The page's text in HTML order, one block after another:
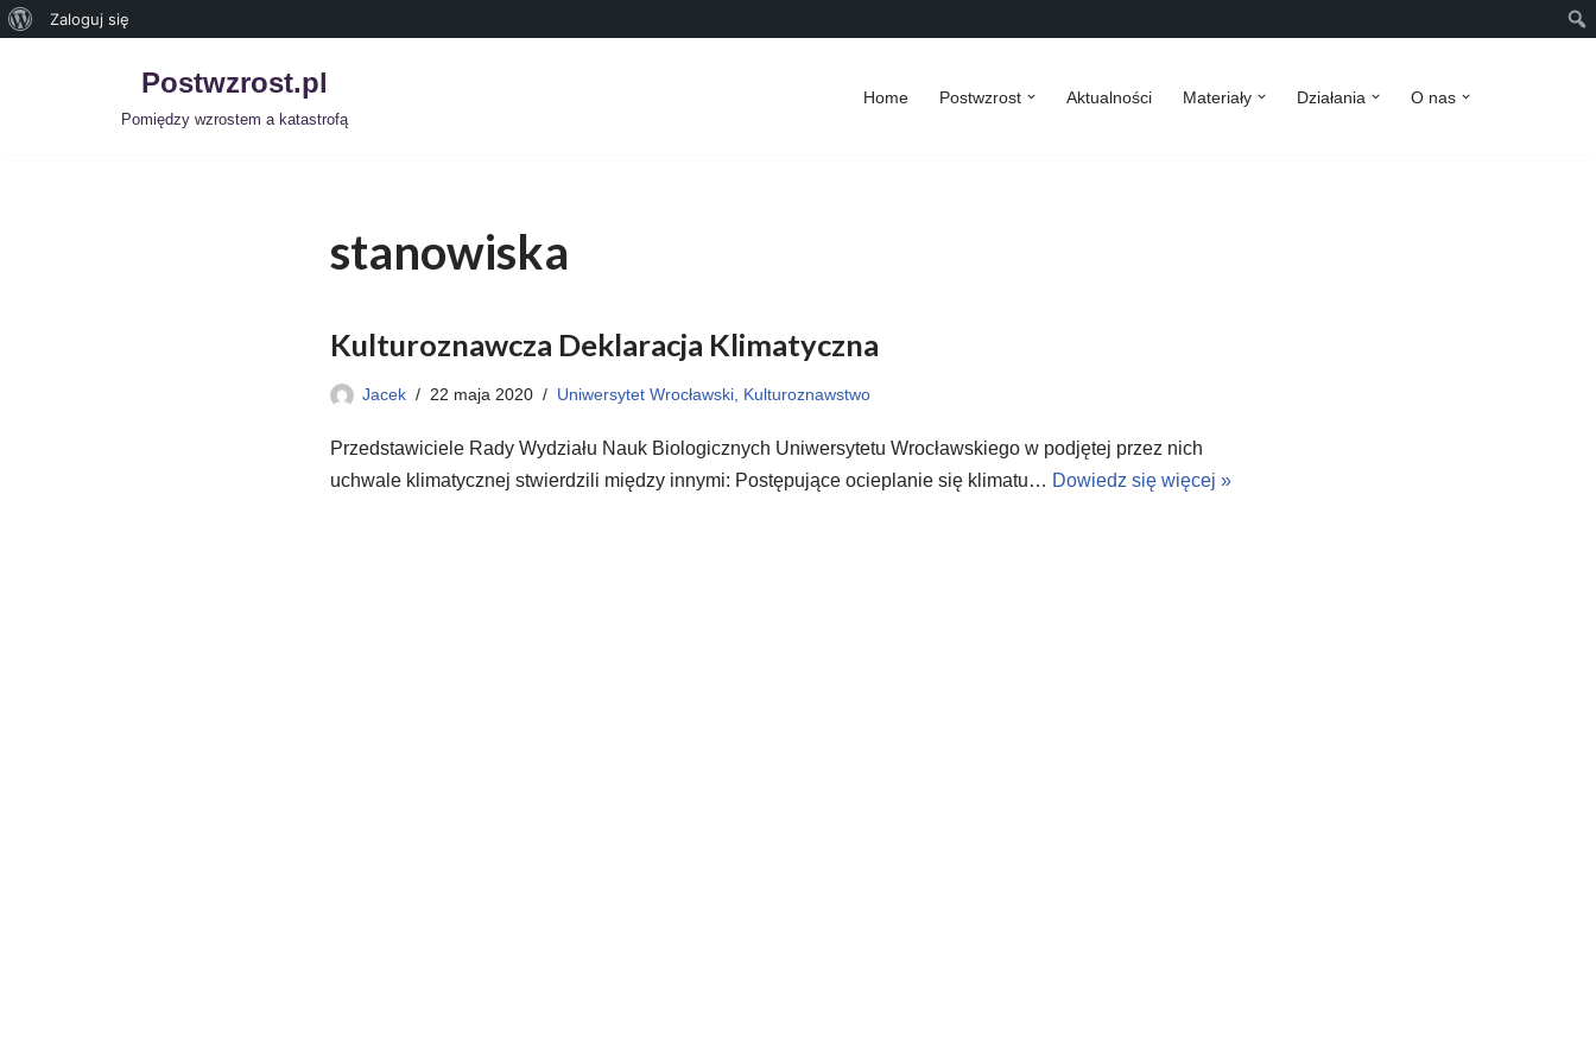
Zaloguj się
Postwzrost.pl
Pomiędzy wzrostem a katastrofą
Home Postwzrost Aktualności Materiały Działania O nas
stanowiska
Kulturoznawcza Deklaracja Klimatyczna
Jacek 22 maja 2020 Uniwersytet Wrocławski, Kulturoznawstwo
Przedstawiciele Rady Wydziału Nauk Biologicznych Uniwersytetu Wrocławskiego w podjętej przez nich
uchwale klimatycznej stwierdzili między innymi: Postępujące ocieplanie się klimatu… Dowiedz się więcej »